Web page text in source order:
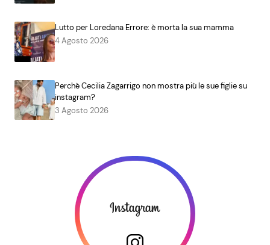
Lutto per Loredana Errore: è morta la sua mamma
4 Agosto 2026
Perchè Cecilia Zagarrigo non mostra più le sue figlie su
instagram?
3 Agosto 2026